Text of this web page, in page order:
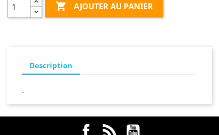
 AJOUTER AU PANIER
Description
.
Facebook
Rss